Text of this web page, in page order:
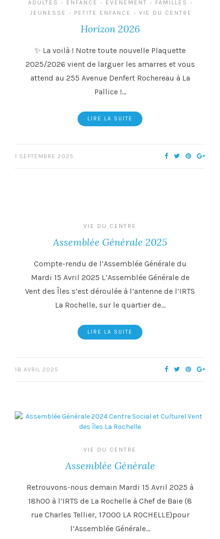
ADULTES • ENFANCE • EVENEMENT • FAMILLES •
JEUNESSE • PETITE ENFANCE • VIE DU CENTRE
Horizon 2026
✨ La voilà ! Notre toute nouvelle Plaquette
2025/2026 vient de larguer les amarres et vous
attend au 255 Avenue Denfert Rochereau à La
Pallice !…
LIRE LA SUITE
1 SEPTEMBRE 2025
VIE DU CENTRE
Assemblée Générale 2025
Compte-rendu de l’Assemblée Générale du
Mardi 15 Avril 2025 L’Assemblée Générale de
Vent des Îles s’est déroulée à l’antenne de l’IRTS
La Rochelle, sur le quartier de…
LIRE LA SUITE
18 AVRIL 2025
VIE DU CENTRE
Assemblée Générale
Retrouvons-nous demain Mardi 15 Avril 2025 à
18h00 à l’IRTS de La Rochelle à Chef de Baie (8
rue Charles Tellier, 17000 LA ROCHELLE)pour
l’Assemblée Générale…